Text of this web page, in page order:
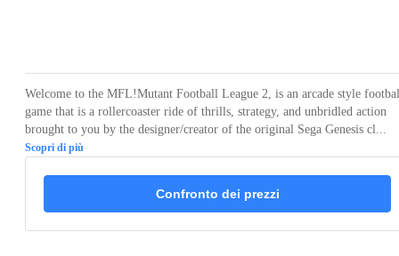
Welcome to the MFL!Mutant Football League 2, is an arcade style
game that is a rollercoaster ride of thrills, strategy, and unbridled action
brought to you by the designer/creator of the original Sega Genesis cl...
Scopri di più
Confronto dei prezzi